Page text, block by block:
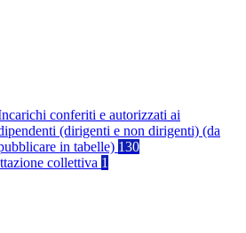
conferiti e autorizzati ai
(dirigenti e non dirigenti) (da
in tabelle) 130
collettiva 1